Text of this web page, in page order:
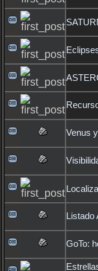
Venus
Listado
GoTo: